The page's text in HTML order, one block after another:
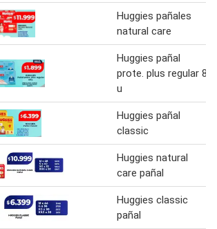
Huggies pañales
natural care
Huggies pañal
prote. plus regular 8
u
Huggies pañal
classic
Huggies natural
care pañal
Huggies classic
pañal